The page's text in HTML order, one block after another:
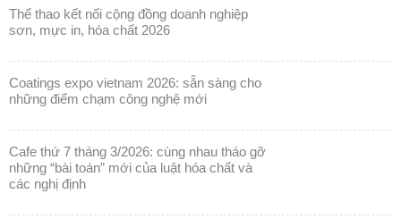
thể thao kết nối cộng đồng doanh nghiệp
sơn, mực in, hóa chất 2026
coatings expo vietnam 2026: sẵn sàng cho
những điểm chạm công nghệ mới
cafe thứ 7 tháng 3/2026: cùng nhau tháo gỡ
những “bài toán” mới của luật hóa chất và
các nghị định